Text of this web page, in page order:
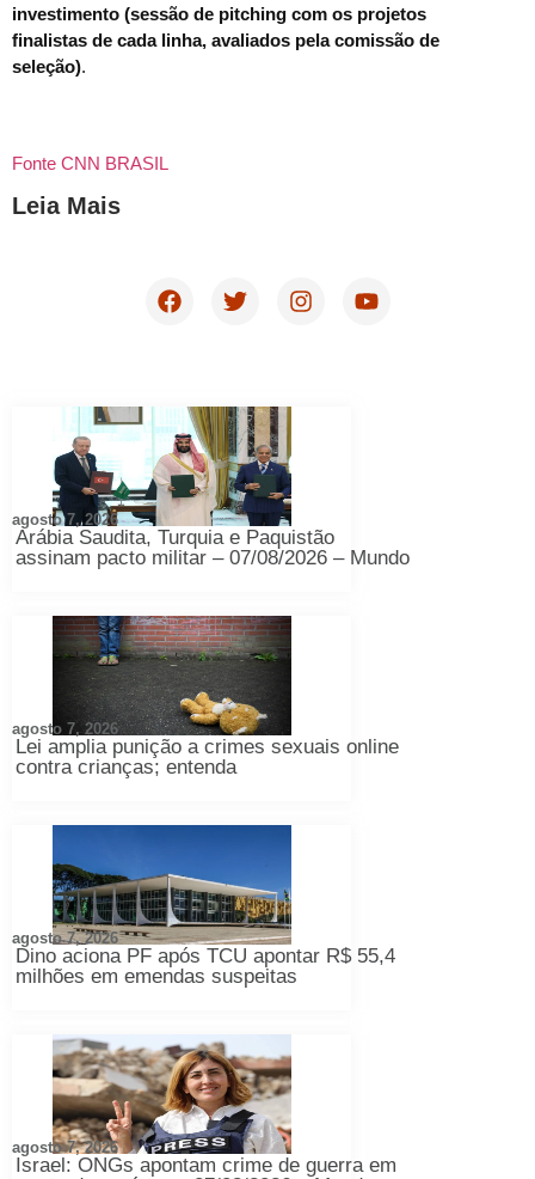
investimento (sessão de pitching com os projetos
finalistas de cada linha, avaliados pela comissão de
seleção).
Fonte CNN BRASIL
Leia Mais
Arábia Saudita, Turquia e Paquistão
assinam pacto militar – 07/08/2026 – Mundo
agosto 7, 2026
Lei amplia punição a crimes sexuais online
contra crianças; entenda
agosto 7, 2026
Dino aciona PF após TCU apontar R$ 55,4
milhões em emendas suspeitas
agosto 7, 2026
Israel: ONGs apontam crime de guerra em
agosto 7, 2026